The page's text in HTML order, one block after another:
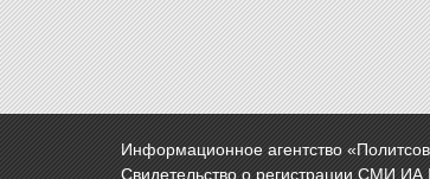
Информационное агентство
Свидетельство о регистрации СМИ